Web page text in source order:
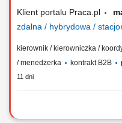
Klient portalu Praca.pl
zdalna / hybrydowa /
kierownik / kierowniczka /
/ menedżerka
kontrakt B2B
11 dni
Prowadzenie procesów